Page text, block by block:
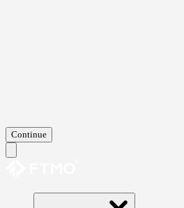
Continue